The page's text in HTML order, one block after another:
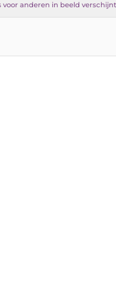
anderen in beeld verschijnt